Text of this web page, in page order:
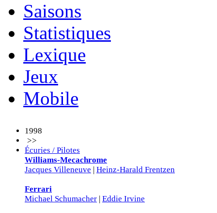
Saisons
Statistiques
Lexique
Jeux
Mobile
1998
>>
Écuries / Pilotes
Williams-Mecachrome
Jacques Villeneuve | Heinz-Harald Frentzen
Ferrari
Michael Schumacher | Eddie Irvine